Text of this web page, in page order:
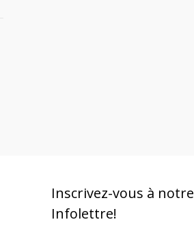
Inscrivez-vous à notre
Infolettre!